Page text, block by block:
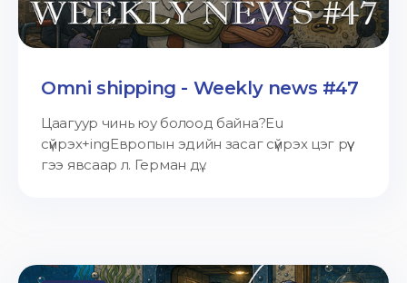
Omni shipping - Weekly news #47
Цаагуур чинь юу болоод байна?Eu
сүйрэх+ingЕвропын эдийн засаг сүйрэх цэг рүү
гээ явсаар л. Герман дү...